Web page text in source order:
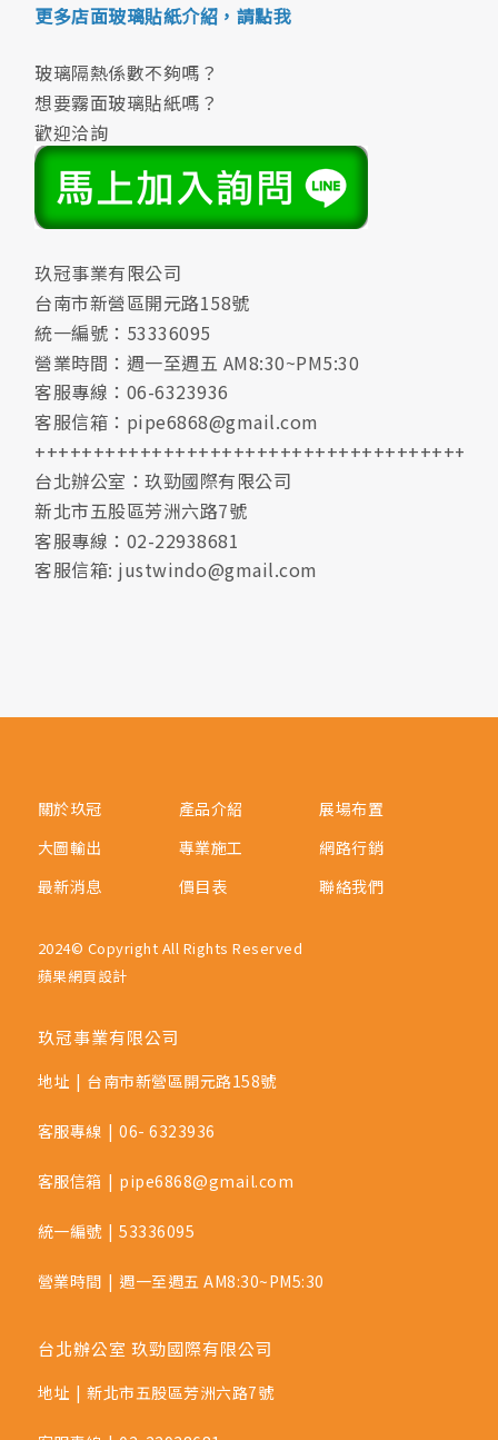
更多店面玻璃貼紙介紹，請點我
玻璃隔熱係數不夠嗎？
想要霧面玻璃貼紙嗎？
歡迎洽詢
玖冠事業有限公司
台南市新營區開元路158號
統一編號：53336095
營業時間：週一至週五 AM8:30~PM5:30
客服專線：06-6323936
客服信箱：pipe6868@gmail.com
+++++++++++++++++++++++++++++++++++++
台北辦公室：玖勁國際有限公司
新北市五股區芳洲六路7號
客服專線：02-22938681
客服信箱: justwindo@gmail.com
關於玖冠 產品介紹
展場布置
大圖輸出
專業施工
網路行銷
最新消息
價目表 聯絡我們
2024© Copyright All Rights Reserved
蘋果網頁設計
玖冠事業有限公司
地址 | 台南市新營區開元路158號
客服專線 | 06- 6323936
客服信箱 | pipe6868@gmail.com
統一編號 | 53336095
營業時間 | 週一至週五 AM8:30~PM5:30
台北辦公室 玖勁國際有限公司
地址 | 新北市五股區芳洲六路7號